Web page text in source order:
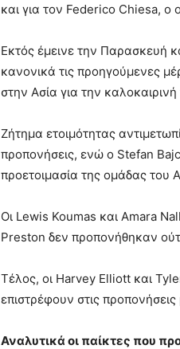
και για τον Federico Chiesa, ο
Εκτός έμεινε την Παρασκευή
κανονικά τις προηγούμενες
στην Ασία για την καλοκαιρινή
Ζήτημα ετοιμότητας
προπονήσεις, ενώ ο Stefan
προετοιμασία της ομάδας του
Οι Lewis Koumas και Amara
Preston δεν προπονήθηκαν
Τέλος, οι Harvey Elliott και
επιστρέφουν στις
Αναλυτικά οι παίκτες που